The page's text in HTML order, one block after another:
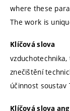
where these
The work is
Klíčová slova
znečištění
účinnost soustav
Klíčová slova